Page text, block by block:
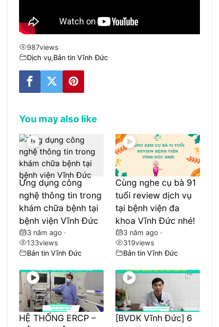
987views
Dịch vụ,Bản tin Vĩnh Đức
You may also like
Ứng dụng công
nghệ thông tin trong
khám chữa bệnh tại
bệnh viện Vĩnh Đức
3 năm ago •
133views
Bản tin Vĩnh Đức
Cùng nghe cụ bà 91
tuổi review dịch vụ
tại bệnh viện đa
khoa Vĩnh Đức nhé!
3 năm ago •
319views
Bản tin Vĩnh Đức
HỆ THỐNG ERCP –
[BVDK Vĩnh Đức] 6